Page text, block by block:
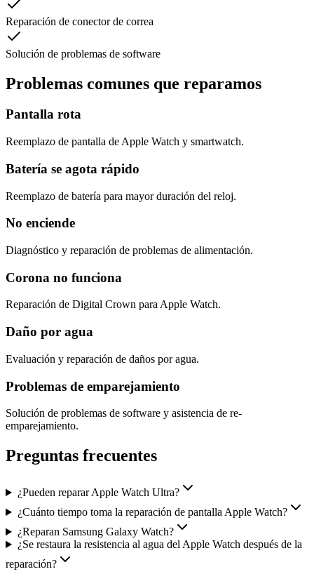
Reparación de conector de correa
Solución de problemas de software
Problemas comunes que reparamos
Pantalla rota
Reemplazo de pantalla de Apple Watch y smartwatch.
Batería se agota rápido
Reemplazo de batería para mayor duración del reloj.
No enciende
Diagnóstico y reparación de problemas de alimentación.
Corona no funciona
Reparación de Digital Crown para Apple Watch.
Daño por agua
Evaluación y reparación de daños por agua.
Problemas de emparejamiento
Solución de problemas de software y asistencia de re-
emparejamiento.
Preguntas frecuentes
¿Pueden reparar Apple Watch Ultra?
¿Cuánto tiempo toma la reparación de pantalla Apple Watch?
¿Reparan Samsung Galaxy Watch?
¿Se restaura la resistencia al agua del Apple Watch después de la
reparación?